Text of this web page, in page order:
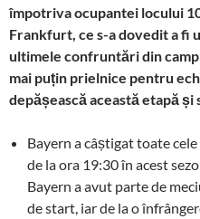
împotriva ocupantei locului
Frankfurt, ce s-a dovedit a fi
ultimele confruntări din
mai puțin prielnice pentru
depășească această etapă
Bayern a câștigat toate
de la ora 19:30 în acest
Bayern a avut parte de
de start, iar de la o